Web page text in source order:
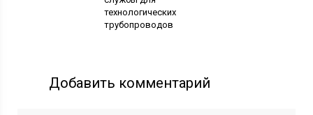
технологических
трубопроводов
Добавить комментарий